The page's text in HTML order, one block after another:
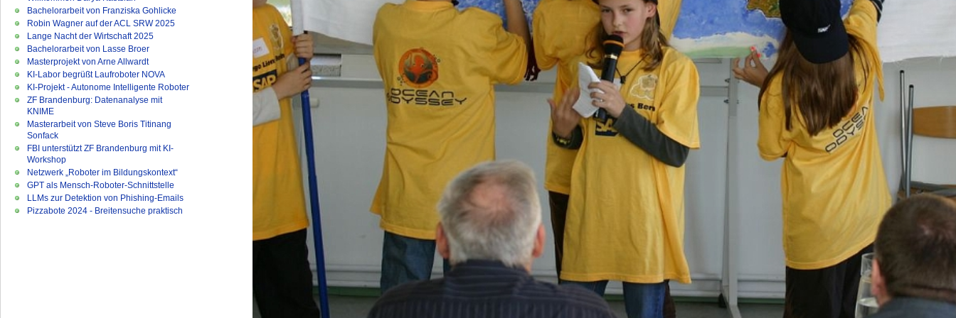
Bachelorarbeit von Franziska Gohlicke
Robin Wagner auf der ACL SRW 2025
Lange Nacht der Wirtschaft 2025
Bachelorarbeit von Lasse Broer
Masterprojekt von Arne Allwardt
KI-Labor begrüßt Laufroboter NOVA
KI-Projekt - Autonome Intelligente Roboter
ZF Brandenburg: Datenanalyse mit
KNIME
Masterarbeit von Steve Boris Titinang
Sonfack
FBI unterstützt ZF Brandenburg mit KI-
Workshop
Netzwerk „Roboter im Bildungskontext“
GPT als Mensch-Roboter-Schnittstelle
LLMs zur Detektion von Phishing-Emails
Pizzabote 2024 - Breitensuche praktisch